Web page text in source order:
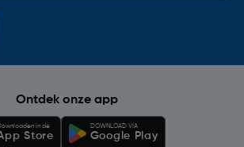
Ontdek onze app
in de
Store
DOWNLOAD VIA
Google Play